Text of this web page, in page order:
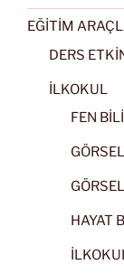
EĞİTİM
DERS
İLKOKUL
FEN
HAYAT